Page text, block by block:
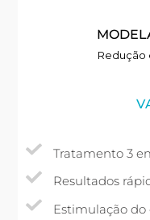
Redução
Tratamento 3
Resultados
Estimulação do